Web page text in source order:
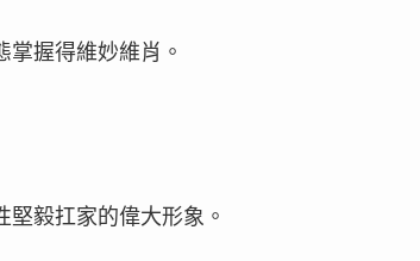
握得維妙維肖。
毅扛家的偉大形象。